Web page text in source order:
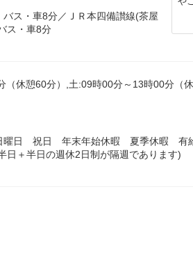
バス・車8分／ＪＲ本四備讃線(茶屋
ス・車8分
（休憩60分）,土:09時00分～13時00分（休
曜日 祝日 年末年始休暇 夏季休暇 有
日＋半日の週休2日制が隔週であります)